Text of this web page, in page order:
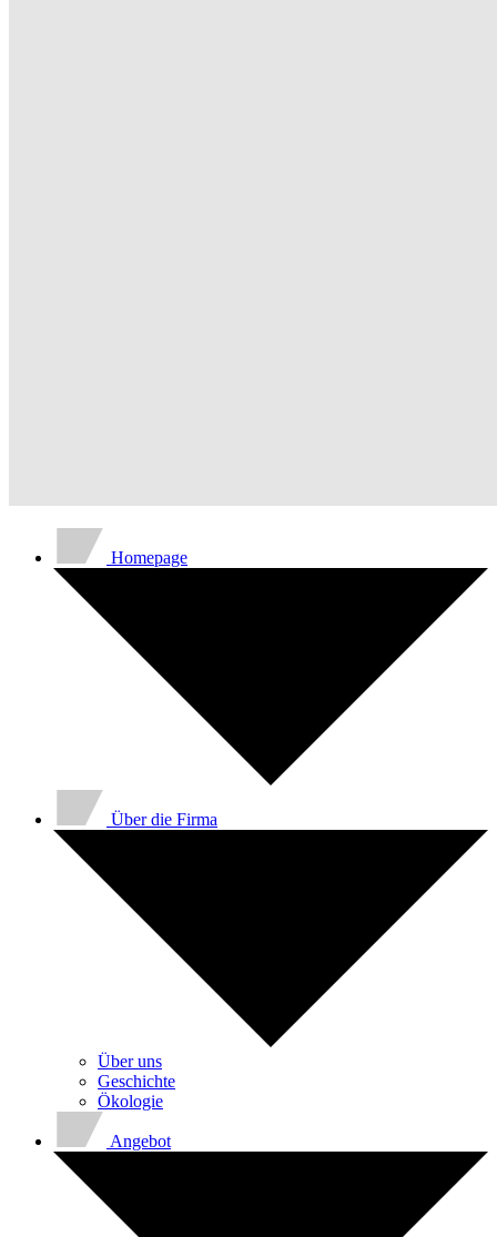
Homepage
Über die Firma
Über uns
Geschichte
Ökologie
Angebot